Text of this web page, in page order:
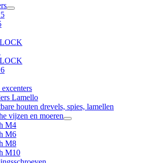
Lamello
houten drevels, spies, lamellen
vijzen en moeren
M4
M6
M8
M10